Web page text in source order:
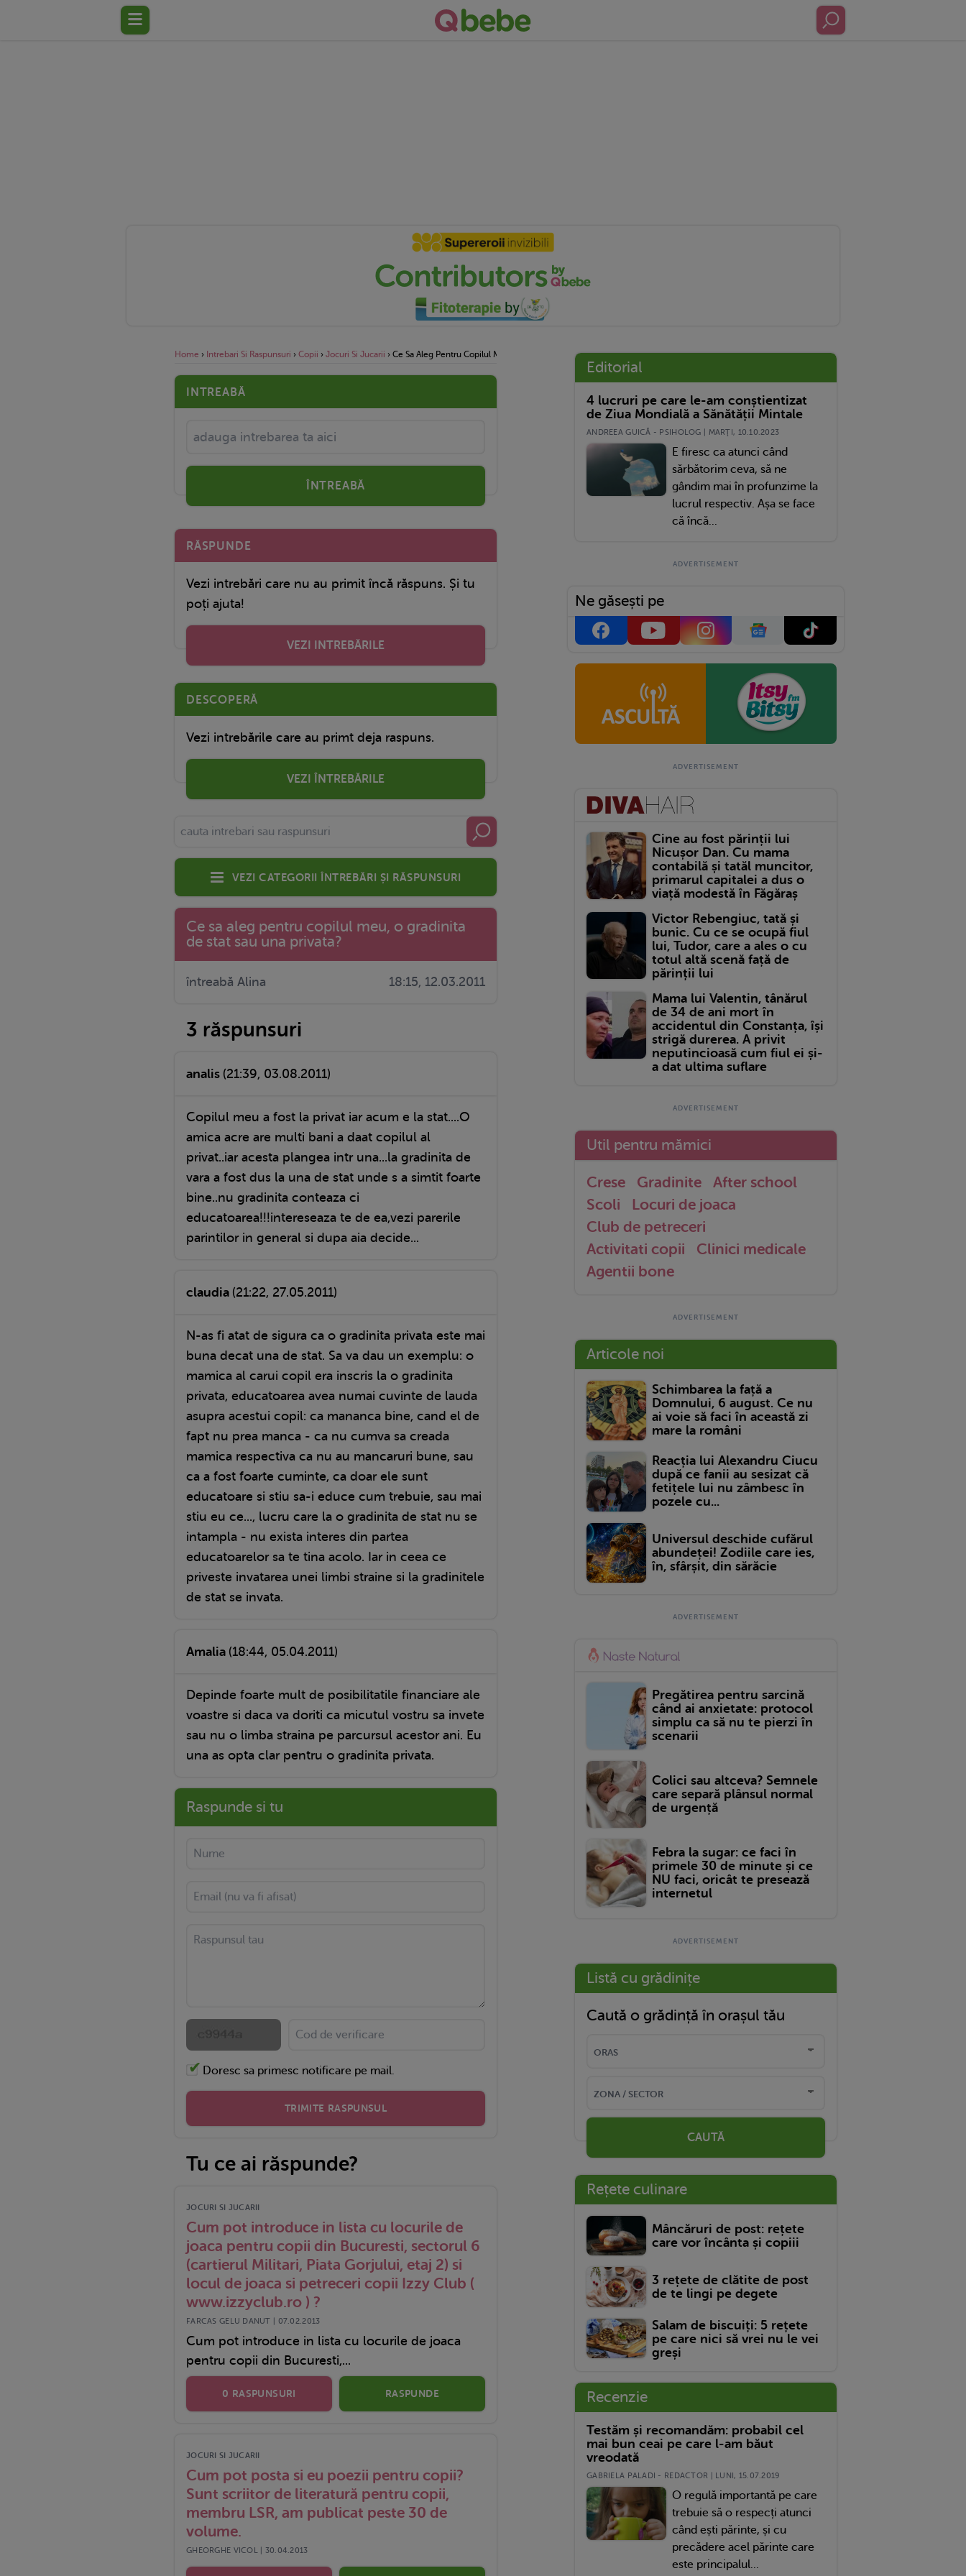
Home › Intrebari Si Raspunsuri › Copii › Jocuri Si Jucarii › Ce Sa Aleg Pentru Copilul Meu, O Gradinita De Stat Sau Una Privata?
INTREABĂ
ÎNTREABĂ
RĂSPUNDE
Vezi intrebări care nu au primit încă răspuns. Și tu
poți ajuta!
VEZI INTREBĂRILE
DESCOPERĂ
Vezi intrebările care au primt deja raspuns.
VEZI ÎNTREBĂRILE
Vezi categorii întrebări și răspunsuri
Ce sa aleg pentru copilul meu, o gradinita
de stat sau una privata?
întreabă Alina 18:15, 12.03.2011
3 răspunsuri
analis (21:39, 03.08.2011)
Copilul meu a fost la privat iar acum e la stat....O
amica acre are multi bani a daat copilul al
privat..iar acesta plangea intr una...la gradinita de
vara a fost dus la una de stat unde s a simtit foarte
bine..nu gradinita conteaza ci
educatoarea!!!intereseaza te de ea,vezi parerile
parintilor in general si dupa aia decide...
claudia (21:22, 27.05.2011)
N-as fi atat de sigura ca o gradinita privata este mai
buna decat una de stat. Sa va dau un exemplu: o
mamica al carui copil era inscris la o gradinita
privata, educatoarea avea numai cuvinte de lauda
asupra acestui copil: ca mananca bine, cand el de
fapt nu prea manca - ca nu cumva sa creada
mamica respectiva ca nu au mancaruri bune, sau
ca a fost foarte cuminte, ca doar ele sunt
educatoare si stiu sa-i educe cum trebuie, sau mai
stiu eu ce..., lucru care la o gradinita de stat nu se
intampla - nu exista interes din partea
educatoarelor sa te tina acolo. Iar in ceea ce
priveste invatarea unei limbi straine si la gradinitele
de stat se invata.
Amalia (18:44, 05.04.2011)
Depinde foarte mult de posibilitatile financiare ale
voastre si daca va doriti ca micutul vostru sa invete
sau nu o limba straina pe parcursul acestor ani. Eu
una as opta clar pentru o gradinita privata.
Raspunde si tu
Doresc sa primesc notificare pe mail.
TRIMITE RASPUNSUL
Tu ce ai răspunde?
JOCURI SI JUCARII
Cum pot introduce in lista cu locurile de
joaca pentru copii din Bucuresti, sectorul 6
(cartierul Militari, Piata Gorjului, etaj 2) si
locul de joaca si petreceri copii Izzy Club (
www.izzyclub.ro ) ?
FARCAS GELU DANUT | 07.02.2013
Cum pot introduce in lista cu locurile de joaca
pentru copii din Bucuresti,...
0 RASPUNSURI RASPUNDE
JOCURI SI JUCARII
Cum pot posta si eu poezii pentru copii?
Sunt scriitor de literatură pentru copii,
membru LSR, am publicat peste 30 de
volume.
GHEORGHE VICOL | 30.04.2013
Editorial
4 lucruri pe care le-am conștientizat
de Ziua Mondială a Sănătății Mintale
ANDREEA GUICĂ - PSIHOLOG | MARŢI, 10.10.2023
E firesc ca atunci când
sărbătorim ceva, să ne
gândim mai în profunzime la
lucrul respectiv. Așa se face
că încă...
Ne găsești pe
Cine au fost părinții lui
Nicușor Dan. Cu mama
contabilă și tatăl muncitor,
primarul capitalei a dus o
viață modestă în Făgăraș
Victor Rebengiuc, tată și
bunic. Cu ce se ocupă fiul
lui, Tudor, care a ales o cu
totul altă scenă față de
părinții lui
Mama lui Valentin, tânărul
de 34 de ani mort în
accidentul din Constanța, își
strigă durerea. A privit
neputincioasă cum fiul ei și-
a dat ultima suflare
Util pentru mămici
Crese Gradinite
After school
Scoli
Locuri de joaca
Club de petreceri
Activitati copii
Clinici medicale
Agentii bone
Articole noi
Schimbarea la față a
Domnului, 6 august. Ce nu
ai voie să faci în această zi
mare la români
Reacția lui Alexandru Ciucu
după ce fanii au sesizat că
fetițele lui nu zâmbesc în
pozele cu...
Universul deschide cufărul
abundeței! Zodiile care ies,
în, sfârșit, din sărăcie
Pregătirea pentru sarcină
când ai anxietate: protocol
simplu ca să nu te pierzi în
scenarii
Colici sau altceva? Semnele
care separă plânsul normal
de urgență
Febra la sugar: ce faci în
primele 30 de minute și ce
NU faci, oricât te presează
internetul
Listă cu grădinițe
Caută o grădință în orașul tău
CAUTĂ
Rețete culinare
Mâncăruri de post: rețete
care vor încânta și copiii
3 rețete de clătite de post
de te lingi pe degete
Salam de biscuiți: 5 rețete
pe care nici să vrei nu le vei
greși
Recenzie
Testăm și recomandăm: probabil cel
mai bun ceai pe care l-am băut
vreodată
GABRIELA PALADI - REDACTOR | LUNI, 15.07.2019
O regulă importantă pe care
trebuie să o respecți atunci
când ești părinte, și cu
precădere acel părinte care
este principalul...